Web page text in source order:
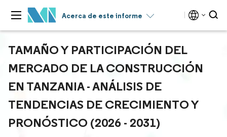
Acerca de este informe
TAMAÑO Y PARTICIPACIÓN DEL
MERCADO DE LA CONSTRUCCIÓN
EN TANZANIA - ANÁLISIS DE
TENDENCIAS DE CRECIMIENTO Y
PRONÓSTICO (2026 - 2031)